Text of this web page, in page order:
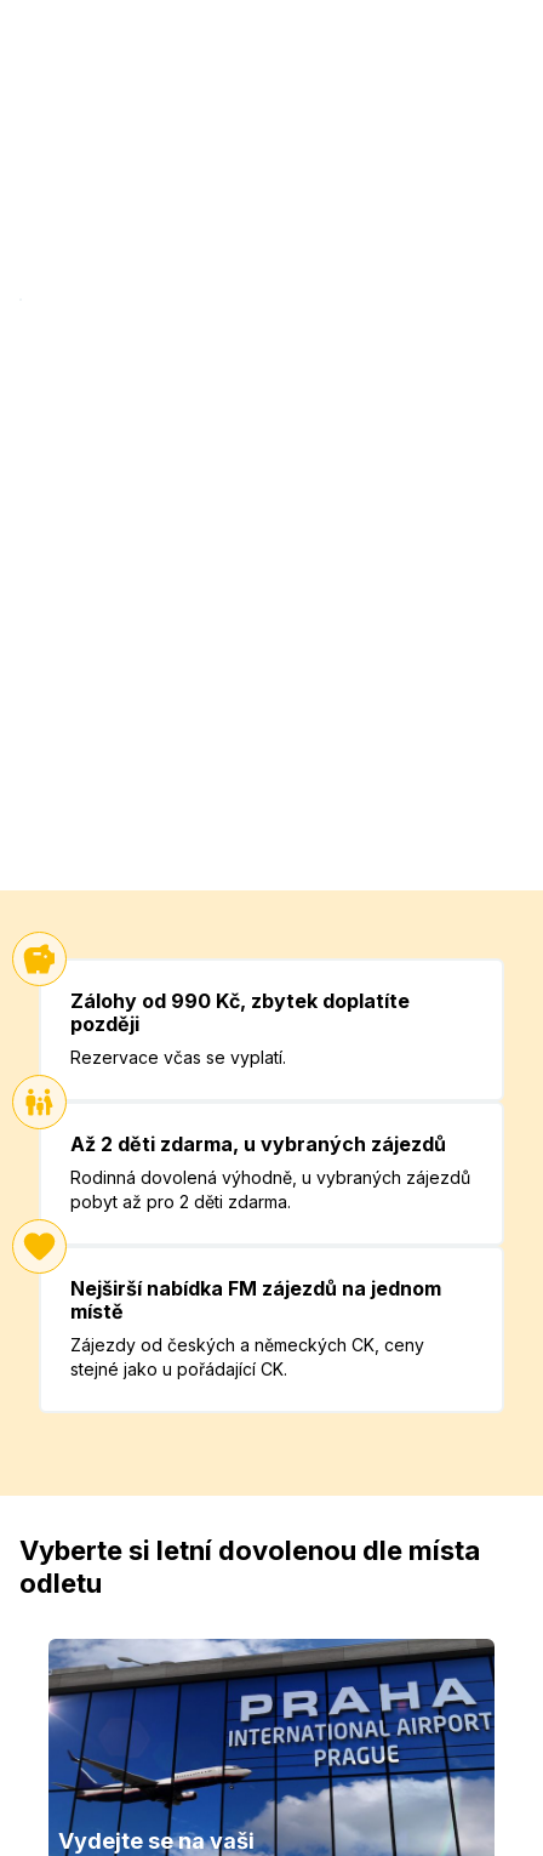
Zálohy od 990 Kč, zbytek doplatíte
později
Rezervace včas se vyplatí.
Až 2 děti zdarma, u vybraných zájezdů
Rodinná dovolená výhodně, u vybraných zájezdů
pobyt až pro 2 děti zdarma.
Nejširší nabídka FM zájezdů na jednom
místě
Zájezdy od českých a německých CK, ceny
stejné jako u pořádající CK.
Vyberte si letní dovolenou dle místa
odletu
Vydejte se na vaši